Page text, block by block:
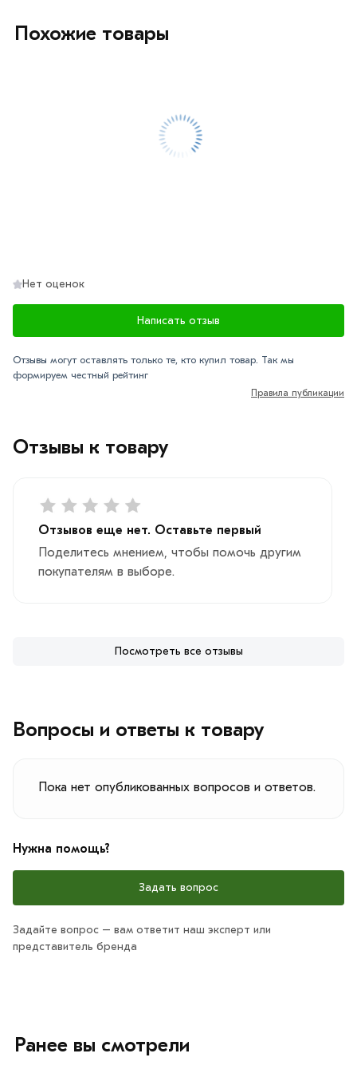
Данний товар от производителя сертифицирован,
соответствует всем стандартам качества. Возврат
Похожие товары
Отзывы к товару
Отзывов еще нет. Оставьте первый
Поделитесь мнением, чтобы помочь другим
покупателям в выборе.
Посмотреть все отзывы
Нет оценок
Написать отзыв
Отзывы могут оставлять только те, кто купил товар. Так мы
формируем честный рейтинг
Правила публикации
Вопросы и ответы к товару
Пока нет опубликованных вопросов и ответов.
Нужна помощь?
Задать вопрос
Задайте вопрос – вам ответит наш эксперт или
представитель бренда
Ранее вы смотрели